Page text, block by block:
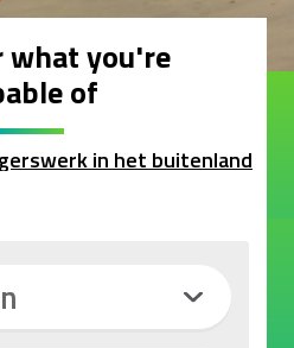
what you're
of
in het buitenland